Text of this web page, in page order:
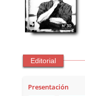
Editorial
Presentación